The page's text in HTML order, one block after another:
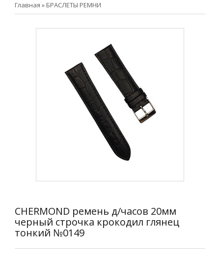
Главная » БРАСЛЕТЫ РЕМНИ
CHERMOND ремень д/часов 20мм
черный строчка крокодил глянец
тонкий №0149